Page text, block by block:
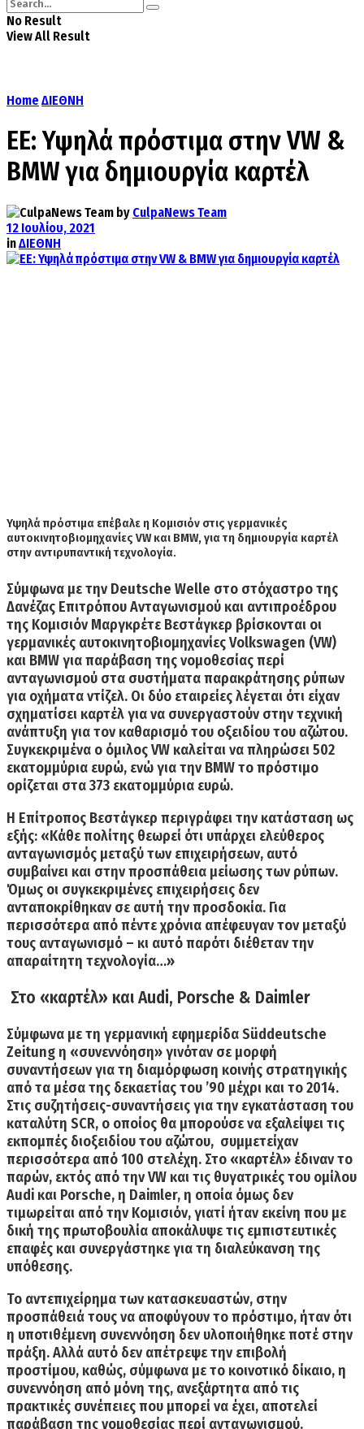
No Result
View All Result
Home ΔΙΕΘΝΗ
ΕΕ: Υψηλά πρόστιμα στην VW &
BMW για δημιουργία καρτέλ
by CulpaNews Team
12 Ιουλίου, 2021
inΔΙΕΘΝΗ
Υψηλά πρόστιμα επέβαλε η Κομισιόν στις γερμανικές
αυτοκινητοβιομηχανίες VW και BMW, για τη δημιουργία καρτέλ
στην αντιρυπαντική τεχνολογία.
Σύμφωνα με την Deutsche Welle στο στόχαστρo της
Δανέζας Επιτρόπου Ανταγωνισμού και αντιπροέδρου
της Κομισιόν Μαργκρέτε Βεστάγκερ βρίσκονται οι
γερμανικές αυτοκινητοβιομηχανίεςVolkswagen (VW)
και BMWγια παράβαση τηςνομοθεσίας περί
ανταγωνισμού στα συστήματα παρακράτησης ρύπων
για οχήματα ντίζελ. Οι δύο εταιρείες λέγεται ότι είχαν
σχηματίσει καρτέλ για να συνεργαστούν στην τεχνική
ανάπτυξη για τον καθαρισμό του οξειδίου του αζώτου.
Συγκεκριμένα ο όμιλοςVWκαλείται να πληρώσει502
εκατομμύρια ευρώ, ενώ για την BMWτο πρόστιμο
ορίζεται στα373 εκατομμύρια ευρώ.
Η Επίτροπος Βεστάγκερ περιγράφει την κατάσταση ως
εξής: «Κάθε πολίτης θεωρεί ότι υπάρχει ελεύθερος
ανταγωνισμός μεταξύ των επιχειρήσεων, αυτό
συμβαίνει και στην προσπάθεια μείωσης των ρύπων.
Όμως οι συγκεκριμένες επιχειρήσεις δεν
ανταποκρίθηκαν σε αυτή την προσδοκία. Για
περισσότερα από πέντε χρόνια απέφευγαν τον μεταξύ
τους ανταγωνισμό – κι αυτό παρότι διέθεταν την
απαραίτητη τεχνολογία…»
Στο «καρτέλ» και Audi, Porsche & Daimler
Σύμφωνα με τη γερμανική εφημερίδαSüddeutsche
Zeitungη «συνεννόηση» γινόταν σε μορφή
συναντήσεων για τη διαμόρφωση κοινής στρατηγικής
από τα μέσα της δεκαετίας του ’90 μέχρι και το 2014.
Στις συζητήσεις-συναντήσεις για την εγκατάσταση του
καταλύτη SCR, ο οποίος θα μπορούσε να εξαλείψει τις
εκπομπές διοξειδίου του αζώτου, συμμετείχαν
περισσότερα από 100 στελέχη. Στο «καρτέλ» έδιναν το
παρών, εκτός από την VW και τις θυγατρικές του ομίλου
Audiκαι Porsche,η Daimler,η οποία όμως δεν
τιμωρείται από την Κομισιόν, γιατί ήταν εκείνη που με
δική της πρωτοβουλία αποκάλυψε τις εμπιστευτικές
επαφέςκαι συνεργάστηκε για τη διαλεύκανση της
υπόθεσης.
Το αντεπιχείρημα των κατασκευαστών, στην
προσπάθειά τους να αποφύγουν το πρόστιμο, ήταν ότι
η υποτιθέμενη συνεννόηση δεν υλοποιήθηκε ποτέ στην
πράξη.Αλλά αυτό δεν απέτρεψε την επιβολή
προστίμου, καθώς, σύμφωνα με το κοινοτικό δίκαιο, η
συνεννόηση από μόνη της, ανεξάρτητα από τις
πρακτικές συνέπειες που μπορεί να έχει, αποτελεί
παράβαση της νομοθεσίας περί ανταγωνισμού.